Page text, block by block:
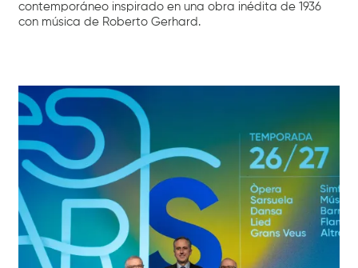
contemporáneo inspirado en una obra inédita de 1936
con música de Roberto Gerhard.